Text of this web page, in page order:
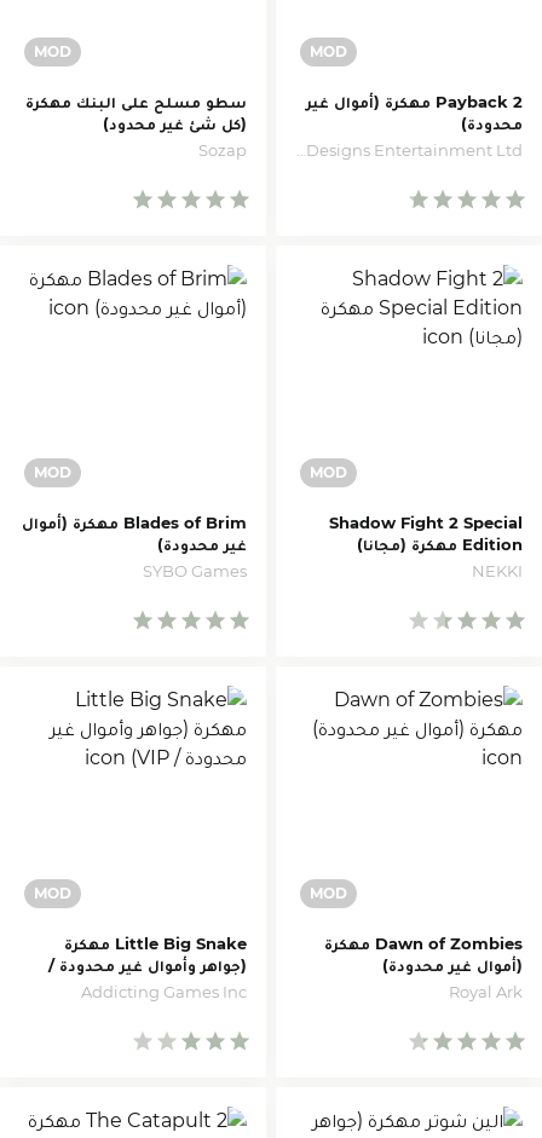
Payback 2 مهكرة (أموال غير
محدودة)
سطو مسلح على البنك مهكرة
(كل شئ غير محدود)
Sozap
Shadow Fight 2 Special
Edition مهكرة (مجانا)
NEKKI
Blades of Brim مهكرة (أموال
غير محدودة)
SYBO Games
Dawn of Zombies مهكرة
(أموال غير محدودة)
Royal Ark
Little Big Snake مهكرة
(جواهر وأموال غير محدودة /
VIP)
Addicting Games Inc